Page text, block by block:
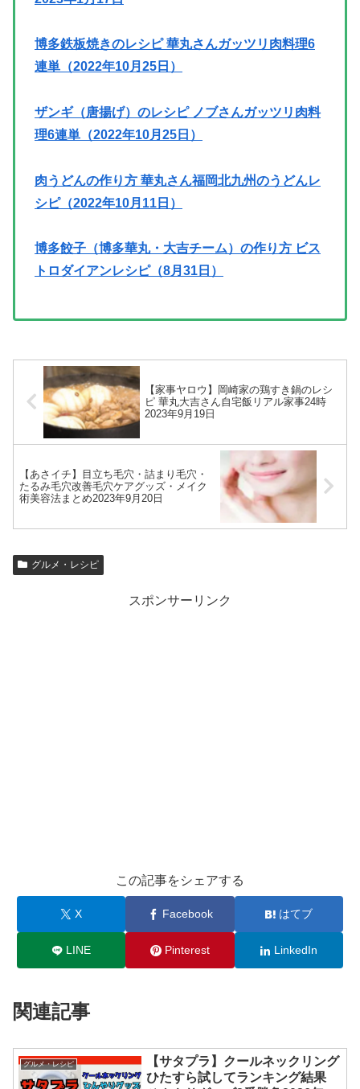
博多鉄板焼きのレシピ 華丸さんガッツリ肉料理6
連単（2022年10月25日）
ザンギ（唐揚げ）のレシピ ノブさんガッツリ肉料
理6連単（2022年10月25日）
肉うどんの作り方 華丸さん福岡北九州のうどんレ
シピ（2022年10月11日）
博多餃子（博多華丸・大吉チーム）の作り方 ビス
トロダイアンレシピ（8月31日）
【家事ヤロウ】岡崎家の鶏すき鍋のレシ
ピ 華丸大吉さん自宅飯リアル家事24時
2023年9月19日
【あさイチ】目立ち毛穴・詰まり毛穴・
たるみ毛穴改善毛穴ケアグッズ・メイク
術美容法まとめ2023年9月20日
グルメ・レシピ
スポンサーリンク
この記事をシェアする
X Facebook はてブ
LINE Pinterest LinkedIn
関連記事
グルメ・レシピ
【サタプラ】クールネックリング
ひたすら試してランキング結果